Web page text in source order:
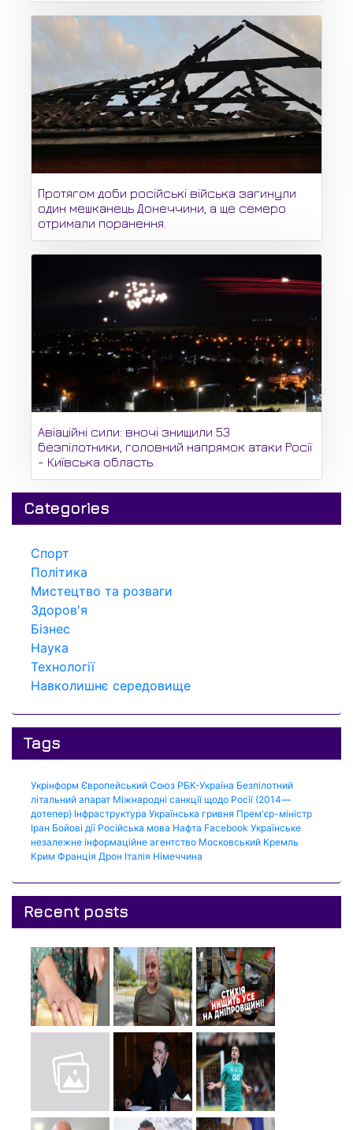
Протягом доби російські війська загинули
один мешканець Донеччини, а ще семеро
отримали поранення.
Авіаційні сили: вночі знищили 53
безпілотники, головний напрямок атаки Росії
- Київська область.
Categories
Спорт
Політика
Мистецтво та розваги
Здоров'я
Бізнес
Наука
Технології
Навколишнє середовище
Tags
Укрінформ Європейський Союз РБК-Україна Безпілотний
літальний апарат Міжнародні санкції щодо Росії (2014—
дотепер) Інфраструктура Українська гривня Прем'єр-міністр
Іран Бойові дії Російська мова Нафта Facebook Українське
незалежне інформаційне агентство Московський Кремль
Крим Франція Дрон Італія Німеччина
Recent posts